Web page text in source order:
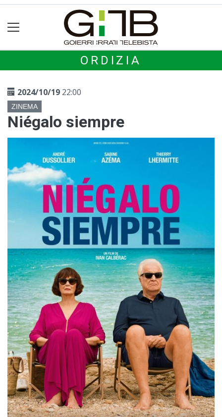
ORDIZIA
2024/10/19 22:00
ZINEMA
Niégalo siempre